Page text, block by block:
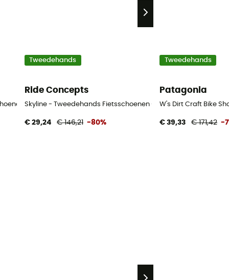
- Heren - Zwart - 41
Tweedehands
Ride Concepts
Skyline - Tweedehands Fietsschoenen - Dames - Blauw - 36
€ 29,24 € 146,21 -80%
Tweedehands
Patagonia
W's Dirt Craft Bike
€ 39,33 € 171,42 -